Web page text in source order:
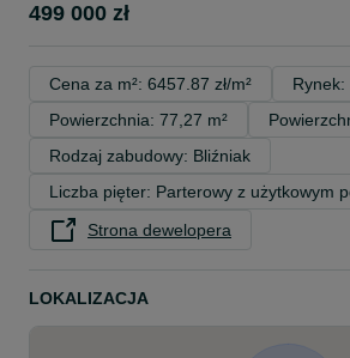
499 000 zł
Cena za m²: 6457.87 zł/m²
Rynek:
Powierzchnia: 77,27 m²
Rodzaj zabudowy: Bliźniak
Liczba pięter: Parterowy z użytkowym
Strona dewelopera
opens in a new tab
LOKALIZACJA